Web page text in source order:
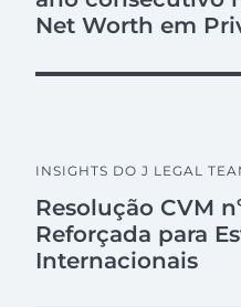
Net Worth em
INSIGHTS DO J LEGAL
Resolução CVM
Reforçada para
Internacionais